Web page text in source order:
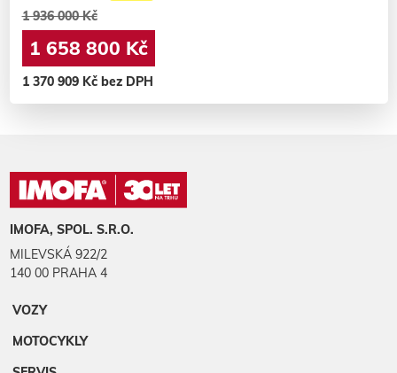
1 936 000 Kč
1 658 800 Kč
1 370 909 Kč bez DPH
IMOFA, SPOL. S.R.O.
MILEVSKÁ 922/2
140 00 PRAHA 4
VOZY
MOTOCYKLY